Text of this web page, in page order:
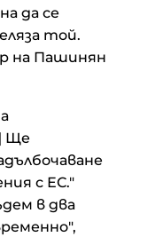
да се
той.
на Пашинян
Ще
с ЕС."
в два